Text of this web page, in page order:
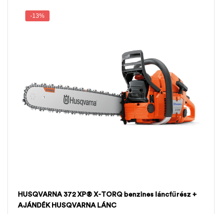
-13%
HUSQVARNA 372 XP® X-TORQ benzines láncfűrész +
AJÁNDÉK HUSQVARNA LÁNC